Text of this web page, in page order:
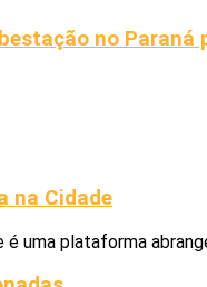
no
na Cidade
é uma plataforma